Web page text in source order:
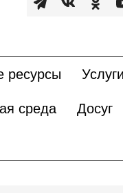
ресурсы Услуги
среда Досуг